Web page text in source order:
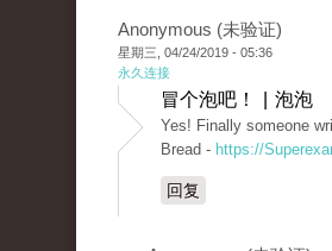
Anonymous (未验证)
星期三, 04/24/2019 - 05:36
永久连接
冒个泡吧！ | 泡泡
Yes! Finally someone
Bread - https://
回复